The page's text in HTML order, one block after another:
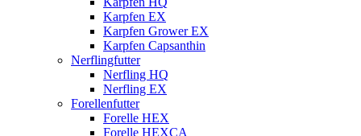
Karpfen EX
Karpfen Grower EX
Karpfen Capsanthin
Nerflingfutter
Nerfling HQ
Nerfling EX
Forellenfutter
Forelle HEX
Forelle HEXCA